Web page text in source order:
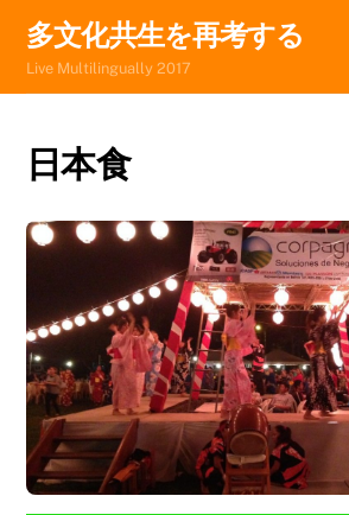
content
多文化共生を再考する
Live Multilingually 2017
日本食